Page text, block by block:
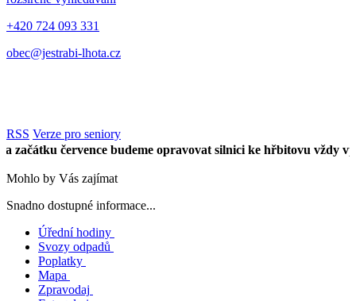
+420 724 093 331
obec@jestrabi-lhota.cz
RSS Verze pro seniory
července budeme opravovat silnici ke hřbitovu vždy vpůli
Mohlo by Vás zajímat
Snadno dostupné informace...
Úřední hodiny
Svozy odpadů
Poplatky
Mapa
Zpravodaj